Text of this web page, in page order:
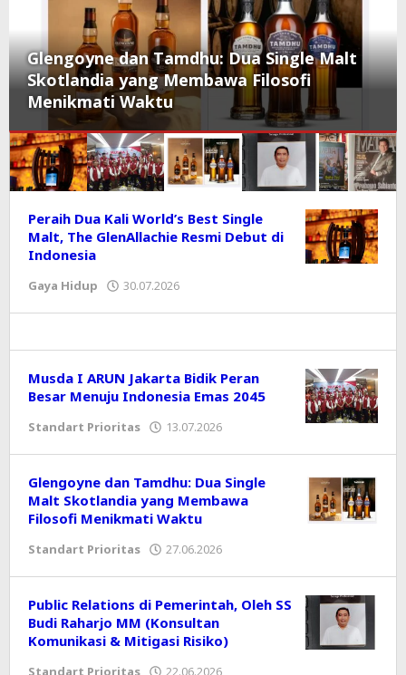
Glengoyne dan Tamdhu: Dua Single Malt
Skotlandia yang Membawa Filosofi
Menikmati Waktu
KORAN
PRIORITAS
Peraih Dua Kali World’s Best Single
Malt, The GlenAllachie Resmi Debut di
Indonesia
Gaya Hidup 30.07.2026
Musda I ARUN Jakarta Bidik Peran
Besar Menuju Indonesia Emas 2045
Standart Prioritas 13.07.2026
Glengoyne dan Tamdhu: Dua Single
Malt Skotlandia yang Membawa
Filosofi Menikmati Waktu
Standart Prioritas 27.06.2026
Public Relations di Pemerintah, Oleh SS
Budi Raharjo MM (Konsultan
Komunikasi & Mitigasi Risiko)
Standart Prioritas 22.06.2026